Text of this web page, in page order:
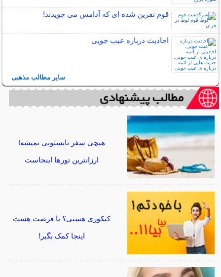
قوم نفرین شده ای که آدامس می جویدند!
احادیث درباره عیب جویی
سایر مطالب مذهبی
هیچی سفر تابستونی نمیشه!
ارزانترین تورها اینجاست
کنکوری هستی؟ تا فرصت هست
اینجا کمک بگیر!